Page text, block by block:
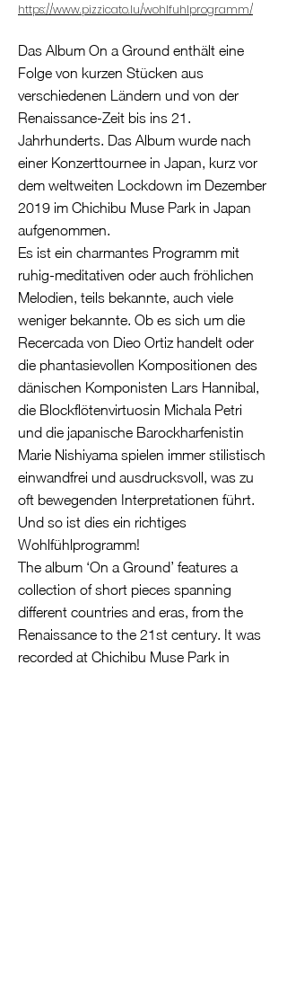
https://www.pizzicato.lu/wohlfuhlprogramm/
Das Album On a Ground enthält eine
Folge von kurzen Stücken aus
verschiedenen Ländern und von der
Renaissance-Zeit bis ins 21.
Jahrhunderts. Das Album wurde nach
einer Konzerttournee in Japan, kurz vor
dem weltweiten Lockdown im Dezember
2019 im Chichibu Muse Park in Japan
aufgenommen.
Es ist ein charmantes Programm mit
ruhig-meditativen oder auch fröhlichen
Melodien, teils bekannte, auch viele
weniger bekannte. Ob es sich um die
Recercada von Dieo Ortiz handelt oder
die phantasievollen Kompositionen des
dänischen Komponisten Lars Hannibal,
die Blockflötenvirtuosin Michala Petri
und die japanische Barockharfenistin
Marie Nishiyama spielen immer stilistisch
einwandfrei und ausdrucksvoll, was zu
oft bewegenden Interpretationen führt.
Und so ist dies ein richtiges
Wohlfühlprogramm!
The album ‘On a Ground’ features a
collection of short pieces spanning
different countries and eras, from the
Renaissance to the 21st century. It was
recorded at Chichibu Muse Park in